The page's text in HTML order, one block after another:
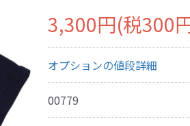
3,300円(税300
オプションの値段詳細
00779